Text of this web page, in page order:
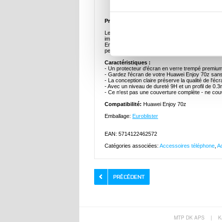
Protecteur d’Écran en Verre Trempé pour
Le protecteur d'écran en verre trempé pour
impacts et l'usure quotidienne. Avec ses
Enjoy 70z, en conservant le profil élégant et la
permettant de profiter de couleurs éclatantes et
Caractéristiques :
- Un protecteur d'écran en verre trempé
- Gardez l'écran de votre Huawei Enjoy 70z
- La conception claire préserve la qualité de
- Avec un niveau de dureté 9H et un profil de
- Ce n'est pas une couverture complète - ne
Compatibilité: Huawei Enjoy 70z
Emballage: Euroblister
EAN: 5714122462572
Catégories associées: Accessoires téléphone
MTP DK APS |